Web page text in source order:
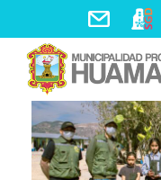
content